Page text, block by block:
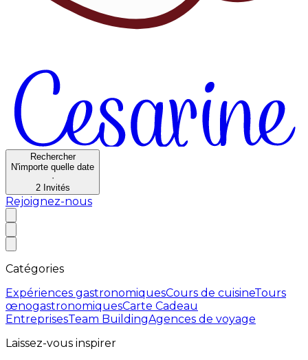
Rechercher
N'importe quelle date
·
2 Invités
Rejoignez-nous
Catégories
Expériences gastronomiquesCours de cuisineTours
œnogastronomiquesCarte Cadeau
EntreprisesTeam BuildingAgences de voyage
Laissez-vous inspirer